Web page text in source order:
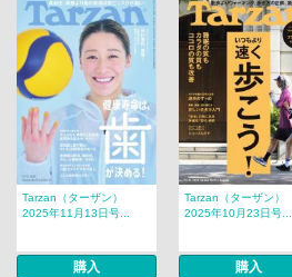
Tarzan（ターザン）
2025年11月13日号...
購入
Tarzan（ターザン）
2025年10月23日号...
購入